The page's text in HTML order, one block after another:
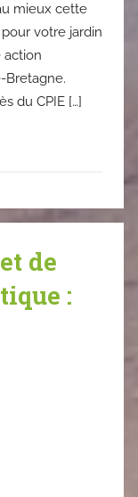
mieux cette
votre jardin
action
Bretagne.
du CPIE […]
de
: